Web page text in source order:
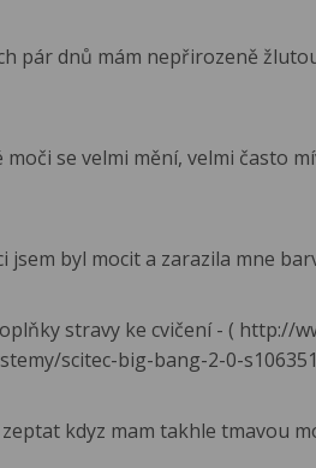
pár dnů mám nepřirozeně
se velmi mění, velmi často
jsem byl mocit a zarazila mne
stravy ke cvičení - ( http://
scitec-big-bang-2-0-
kdyz mam takhle tmavou